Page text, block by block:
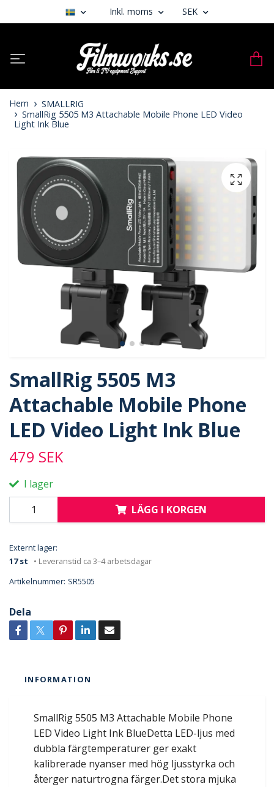
Inkl. moms SEK
Hem
SMALLRIG
SmallRig 5505 M3 Attachable Mobile Phone LED Video
Light Ink Blue
SmallRig 5505 M3
Attachable Mobile Phone
LED Video Light Ink Blue
479 SEK
I lager
LÄGG I KORGEN
Externt lager:
17 st
• Leveranstid ca 3–4 arbetsdagar
Artikelnummer: SR5505
Dela
INFORMATION
SmallRig 5505 M3 Attachable Mobile Phone
LED Video Light Ink BlueDetta LED-ljus med
dubbla färgtemperaturer ger exakt
kalibrerade nyanser med hög ljusstyrka och
återger naturtrogna färger.Det stora mjuka